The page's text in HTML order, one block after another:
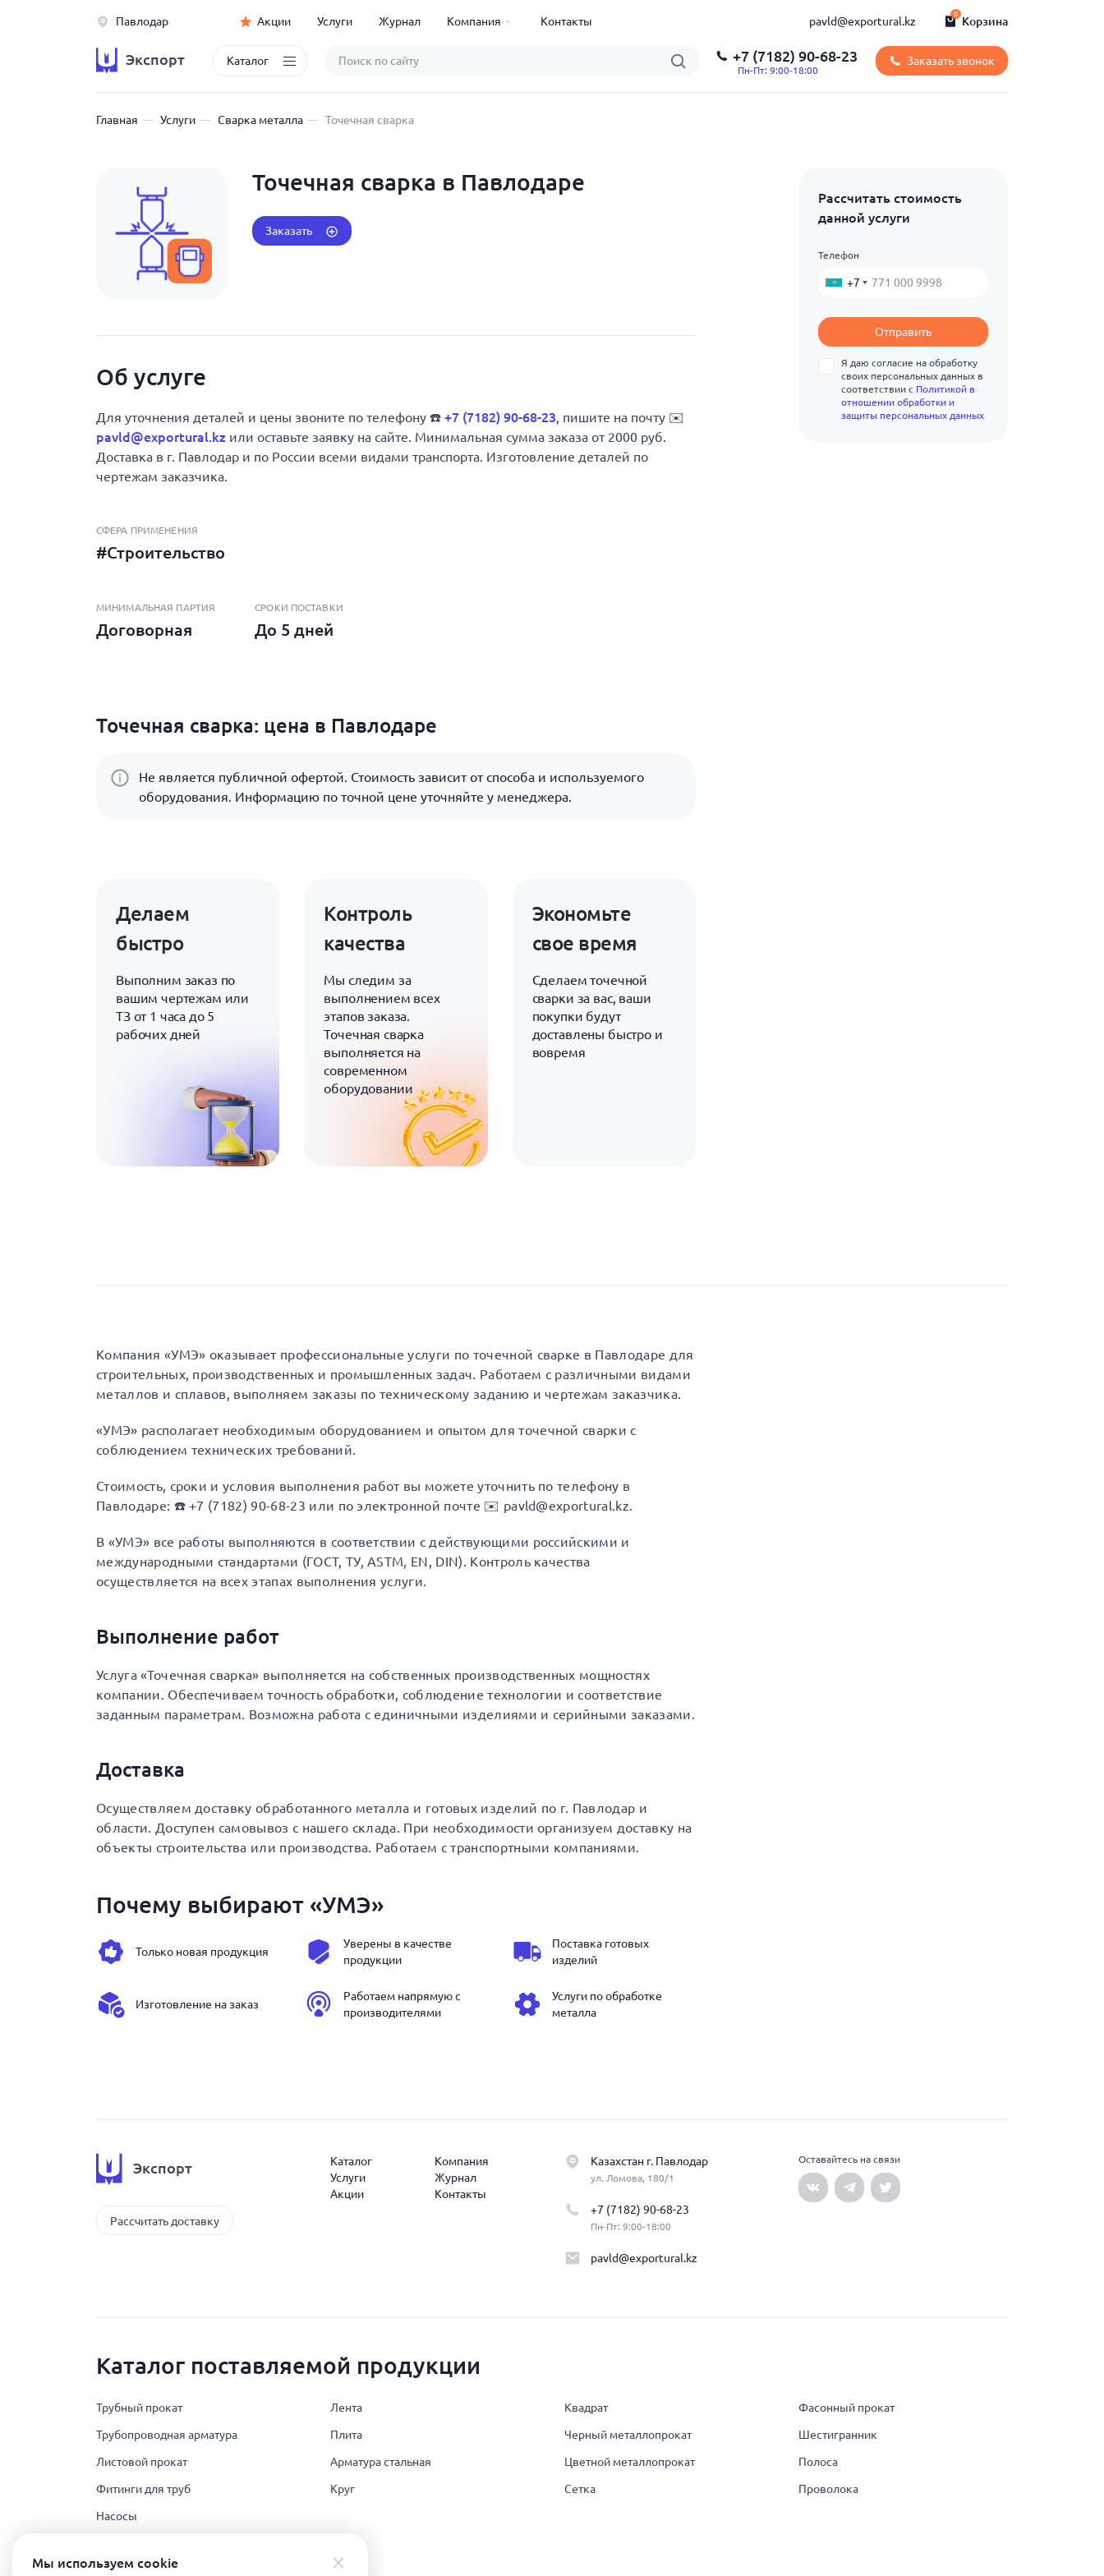
Павлодар Акции Услуги Журнал Компания Контакты pavld@exportural.kz Корзина
0
Экспорт Каталог +7 (7182) 90-68-23
Пн-Пт: 9:00-18:00
Заказать звонок
Главная Услуги Сварка металла Точечная сварка
Точечная сварка в Павлодаре
Заказать
Об услуге
Для уточнения деталей и цены звоните по телефону ☎️ +7 (7182) 90-68-23, пишите на почту ✉️
pavld@exportural.kz или оставьте заявку на сайте. Минимальная сумма заказа от 2000 руб.
Доставка в г. Павлодар и по России всеми видами транспорта. Изготовление деталей по
чертежам заказчика.
СФЕРА ПРИМЕНЕНИЯ
#Строительство
МИНИМАЛЬНАЯ ПАРТИЯ
Договорная
СРОКИ ПОСТАВКИ
До 5 дней
Точечная сварка: цена в Павлодаре
Не является публичной офертой. Стоимость зависит от способа и используемого
оборудования. Информацию по точной цене уточняйте у менеджера.
Делаем
быстро
Выполним заказ по
вашим чертежам или
ТЗ от 1 часа до 5
рабочих дней
Контроль
качества
Мы следим за
выполнением всех
этапов заказа.
Точечная сварка
выполняется на
современном
оборудовании
Экономьте
свое время
Сделаем точечной
сварки за вас, ваши
покупки будут
доставлены быстро и
вовремя
Рассчитать стоимость
данной услуги
Телефон
+7
Отправить
Я даю согласие на обработку
своих персональных данных в
соответствии с Политикой в
отношении обработки и
защиты персональных данных
Компания «УМЭ» оказывает профессиональные услуги по точечной сварке в Павлодаре для
строительных, производственных и промышленных задач. Работаем с различными видами
металлов и сплавов, выполняем заказы по техническому заданию и чертежам заказчика.
«УМЭ» располагает необходимым оборудованием и опытом для точечной сварки с
соблюдением технических требований.
Стоимость, сроки и условия выполнения работ вы можете уточнить по телефону в
Павлодаре: ☎️ +7 (7182) 90-68-23 или по электронной почте ✉️ pavld@exportural.kz.
В «УМЭ» все работы выполняются в соответствии с действующими российскими и
международными стандартами (ГОСТ, ТУ, ASTM, EN, DIN). Контроль качества
осуществляется на всех этапах выполнения услуги.
Выполнение работ
Услуга «Точечная сварка» выполняется на собственных производственных мощностях
компании. Обеспечиваем точность обработки, соблюдение технологии и соответствие
заданным параметрам. Возможна работа с единичными изделиями и серийными заказами.
Доставка
Осуществляем доставку обработанного металла и готовых изделий по г. Павлодар и
области. Доступен самовывоз с нашего склада. При необходимости организуем доставку на
объекты строительства или производства. Работаем с транспортными компаниями.
Почему выбирают «УМЭ»
Только новая продукция
Уверены в качестве
продукции
Поставка готовых
изделий
Изготовление на заказ
Работаем напрямую с
производителями
Услуги по обработке
металла
Экспорт
Рассчитать доставку
Каталог
Компания
Услуги
Журнал
Акции
Контакты
Казахстан г. Павлодар
ул. Ломова, 180/1
+7 (7182) 90-68-23
Пн-Пт: 9:00-18:00
pavld@exportural.kz
Оставайтесь на связи
Каталог поставляемой продукции
Трубный прокат
Трубопроводная арматура
Листовой прокат
Фитинги для труб
Лента
Плита
Арматура стальная
Круг
Квадрат
Черный металлопрокат
Цветной металлопрокат
Сетка
Фасонный прокат
Шестигранник
Полоса
Проволока
Насосы
Полимеры и РТИ
Мы используем сookie